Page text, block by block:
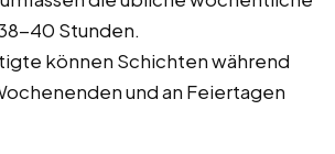
40 Stunden.
können Schichten während
und an Feiertagen